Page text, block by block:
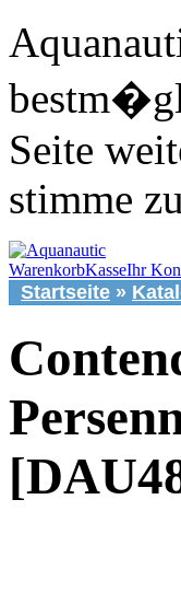
Seite
stimme zu
WarenkorbKasseIhr
Startseite »